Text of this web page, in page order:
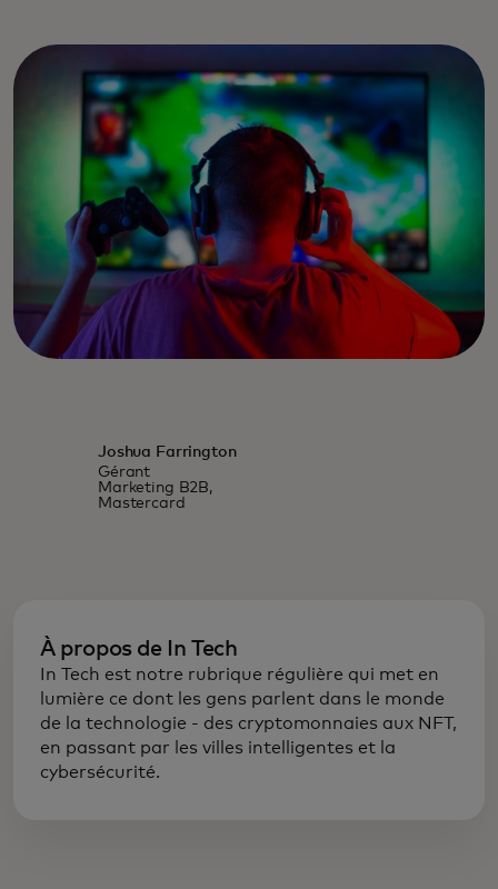
Joshua Farrington
Gérant
Marketing B2B,
Mastercard
À propos de In Tech
In Tech est notre rubrique régulière qui met en
lumière ce dont les gens parlent dans le monde
de la technologie - des cryptomonnaies aux NFT,
en passant par les villes intelligentes et la
cybersécurité.